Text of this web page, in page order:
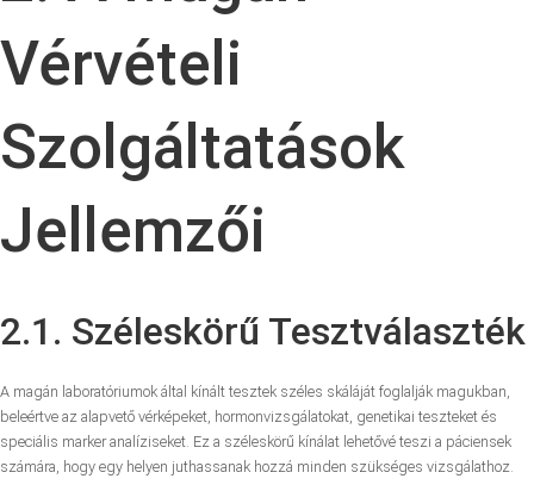
Vérvételi
Szolgáltatások
Jellemzői
2.1. Széleskörű Tesztválaszték
A magán laboratóriumok által kínált tesztek széles skáláját foglalják magukban,
beleértve az alapvető vérképeket, hormonvizsgálatokat, genetikai teszteket és
speciális marker analíziseket. Ez a széleskörű kínálat lehetővé teszi a páciensek
számára, hogy egy helyen juthassanak hozzá minden szükséges vizsgálathoz.